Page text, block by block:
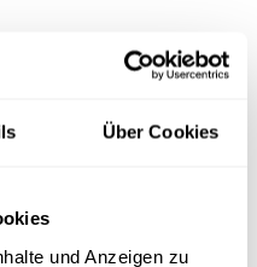
Über Cookies
und Anzeigen zu
Etiketten von 1T (1
und füge eine